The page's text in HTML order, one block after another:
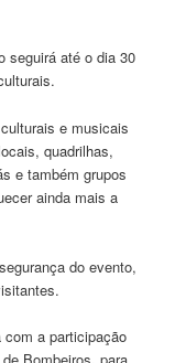
seguirá até o dia 30
e musicais
quadrilhas,
e também grupos
ainda mais a
do evento,
com a participação